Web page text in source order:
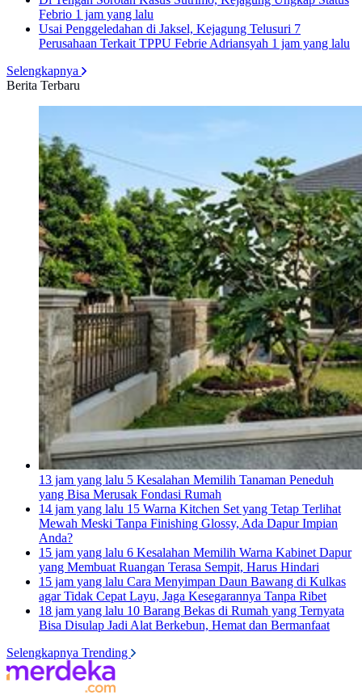
Febrio 1 jam yang lalu
Usai Penggeledahan di Jaksel, Kejagung Telusuri 7
Perusahaan Terkait TPPU Febrie Adriansyah 1 jam yang lalu
Selengkapnya
Berita Terbaru
13 jam yang lalu 5 Kesalahan Memilih Tanaman Peneduh
yang Bisa Merusak Fondasi Rumah
14 jam yang lalu 15 Warna Kitchen Set yang Tetap Terlihat
Mewah Meski Tanpa Finishing Glossy, Ada Dapur Impian
Anda?
15 jam yang lalu 6 Kesalahan Memilih Warna Kabinet Dapur
yang Membuat Ruangan Terasa Sempit, Harus Hindari
15 jam yang lalu Cara Menyimpan Daun Bawang di Kulkas
agar Tidak Cepat Layu, Jaga Kesegarannya Tanpa Ribet
18 jam yang lalu 10 Barang Bekas di Rumah yang Ternyata
Bisa Disulap Jadi Alat Berkebun, Hemat dan Bermanfaat
Selengkapnya Trending